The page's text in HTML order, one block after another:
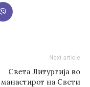
Next article
Света Литургија во
манастирот на Свети